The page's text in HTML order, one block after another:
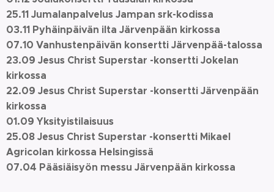
25.11 Jumalanpalvelus Jampan srk-kodissa
03.11 Pyhäinpäivän ilta Järvenpään kirkossa
07.10 Vanhustenpäivän konsertti Järvenpää-talossa
23.09 Jesus Christ Superstar -konsertti Jokelan
kirkossa
22.09 Jesus Christ Superstar -konsertti Järvenpään
kirkossa
01.09 Yksityistilaisuus
25.08 Jesus Christ Superstar -konsertti Mikael
Agricolan kirkossa Helsingissä
07.04 Pääsiäisyön messu Järvenpään kirkossa